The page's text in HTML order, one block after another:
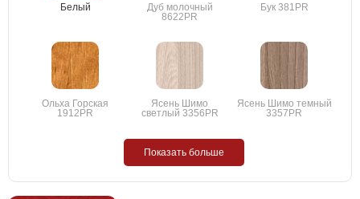
Белый
Дуб молочный
8622PR
Бук 381PR
Ольха Горская
1912PR
Ясень Шимо
светлый 3356PR
Ясень Шимо темный
3357PR
Показать больше